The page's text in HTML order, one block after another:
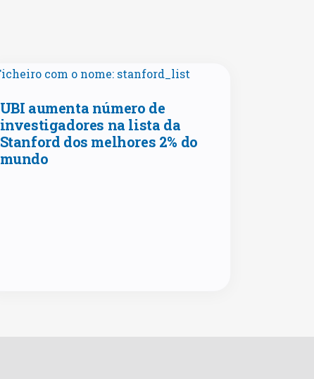
UBI aumenta número de
investigadores na lista da
Stanford dos melhores 2% do
mundo